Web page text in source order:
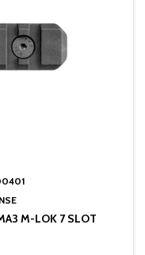
M-LOK 7 SLOT